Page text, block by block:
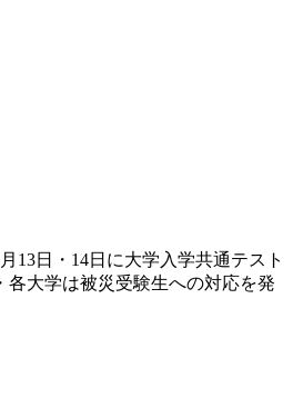
月13日・14日に大学入学共通テスト
大学は被災受験生への対応を発